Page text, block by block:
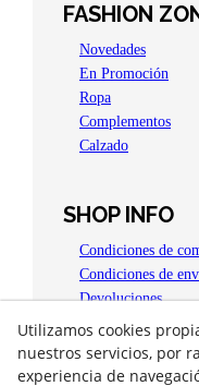
FASHION
Novedades
En Promoción
Ropa
Complementos
Calzado
SHOP INFO
Condiciones de
Condiciones de
Devoluciones
Aviso legal
Política de
Política de Cookies
Utilizamos cookies
nuestros servicios, por
experiencia de